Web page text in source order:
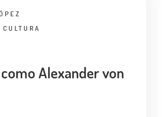
Alexander von